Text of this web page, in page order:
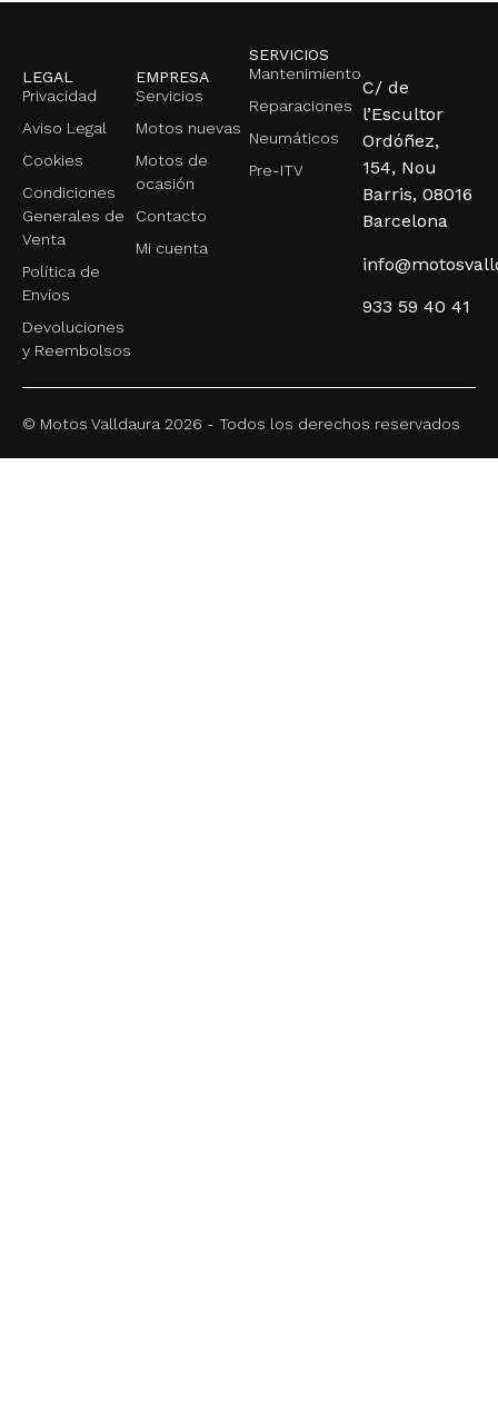
C/ de
l’Escultor
Ordóñez,
154, Nou
Barris, 08016
Barcelona
933 59 40 41
SERVICIOS
Mantenimiento
Reparaciones
Neumáticos
Pre-ITV
EMPRESA
Servicios
Motos nuevas
Motos de
ocasión
Contacto
Mi cuenta
LEGAL
Privacidad
Aviso Legal
Cookies
Condiciones
Generales de
Venta
Política de
Envíos
Devoluciones
y Reembolsos
© Motos Valldaura 2026 - Todos los derechos reservados